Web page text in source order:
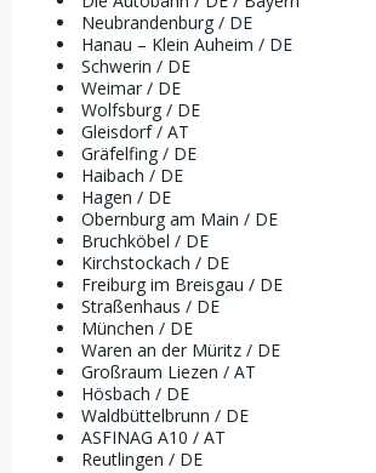
Neubrandenburg / DE
Hanau – Klein Auheim / DE
Schwerin / DE
Weimar / DE
Wolfsburg / DE
Gleisdorf / AT
Gräfelfing / DE
Haibach / DE
Hagen / DE
Obernburg am Main / DE
Bruchköbel / DE
Kirchstockach / DE
Freiburg im Breisgau / DE
Straßenhaus / DE
München / DE
Waren an der Müritz / DE
Großraum Liezen / AT
Hösbach / DE
Waldbüttelbrunn / DE
ASFINAG A10 / AT
Reutlingen / DE